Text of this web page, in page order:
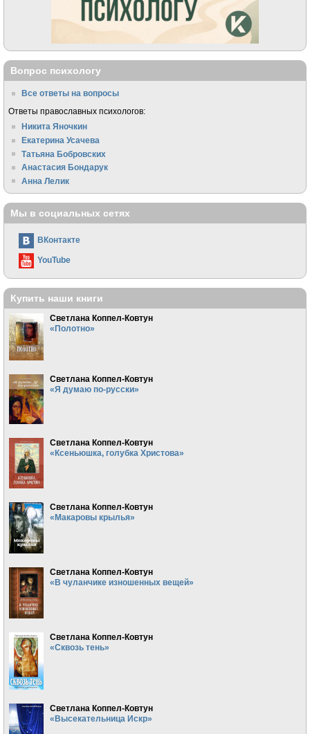
Вопрос психологу
Все ответы на вопросы
Ответы православных психологов:
Никита Яночкин
Екатерина Усачева
Татьяна Бобровских
Анастасия Бондарук
Анна Лелик
Мы в социальных сетях
ВКонтакте
YouTube
Купить наши книги
Светлана Коппел-Ковтун
«Полотно»
Светлана Коппел-Ковтун
«Я думаю по-русски»
Светлана Коппел-Ковтун
«Ксеньюшка, голубка Христова»
Светлана Коппел-Ковтун
«Макаровы крылья»
Светлана Коппел-Ковтун
«В чуланчике изношенных вещей»
Светлана Коппел-Ковтун
«Сквозь тень»
Светлана Коппел-Ковтун
«Высекательница Искр»